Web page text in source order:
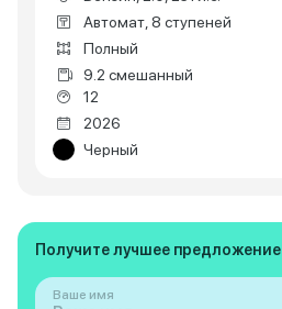
Автомат, 8 ступеней
Полный
9.2 смешанный
12
2026
Черный
Получите лучшее предложение
Ваше имя